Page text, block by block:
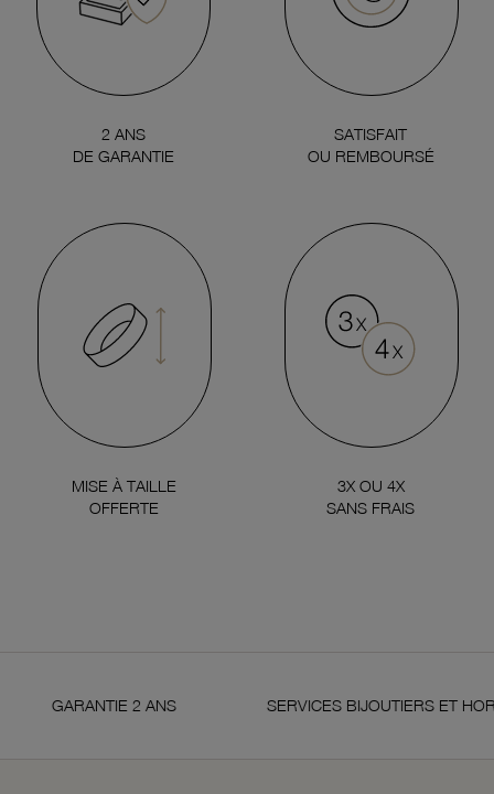
2 ANS
DE GARANTIE
SATISFAIT
OU REMBOURSÉ
MISE À TAILLE
OFFERTE
3X OU 4X
SANS FRAIS
GARANTIE 2 ANS SERVICES BIJOUTIERS ET